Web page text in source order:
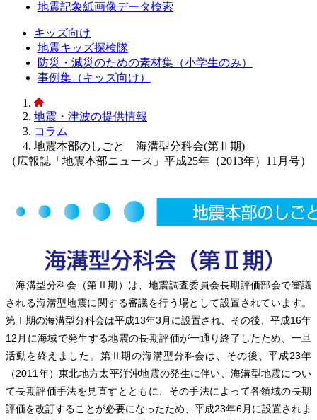
地震記象紙画像データ検索
キッズ向け
地震キッズ探検隊
防災・減災のための素材集（小学生のみ）
事例集（キッズ向け）
地震・津波の提供情報
コラム
地震本部のしごと 海溝型分科会(第Ⅱ期)
（広報誌「地震本部ニュース」平成25年（2013年）11月号）
海溝型分科会（第Ⅱ期）は、地震調査委員会長期評価部会で審議
される海溝型地震に関する審議を行う場として設置されています。
第Ⅰ期の海溝型分科会は平成13年3月に設置され、その後、平成16年
12月に海域で発生する地震の長期評価が一通り終了したため、一旦
活動を終えました。第Ⅱ期の海溝型分科会は、その後、平成23年
（2011年）東北地方太平洋沖地震の発生に伴い、海溝型地震につい
て長期評価手法を見直すとともに、その手法によって各領域の長期
評価を改訂することが必要になったため、平成23年6月に設置されま